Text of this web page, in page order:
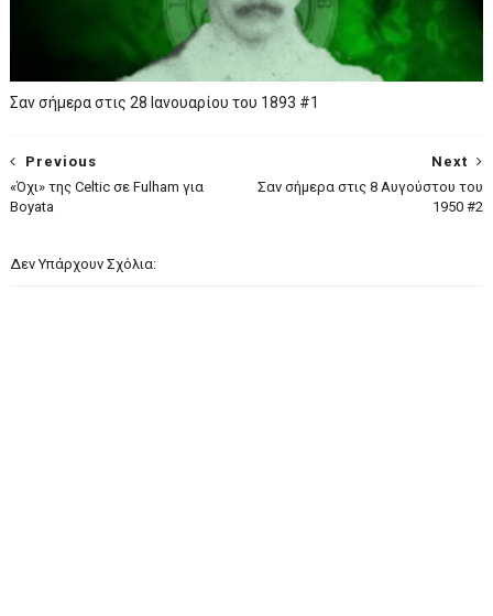
Σαν σήμερα στις 28 Ιανουαρίου του 1893 #1
Next
Σαν σήμερα στις 8 Αυγούστου του
1950 #2
Previous
«Όχι» της Celtic σε Fulham για
Boyata
Δεν Υπάρχουν Σχόλια: